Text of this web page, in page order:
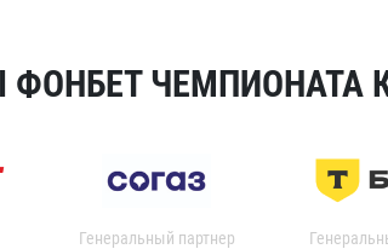
ЧЕМПИОНАТА
Генеральный партнер